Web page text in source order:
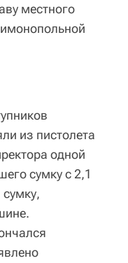
местного
из пистолета
одной
сумку с 2,1